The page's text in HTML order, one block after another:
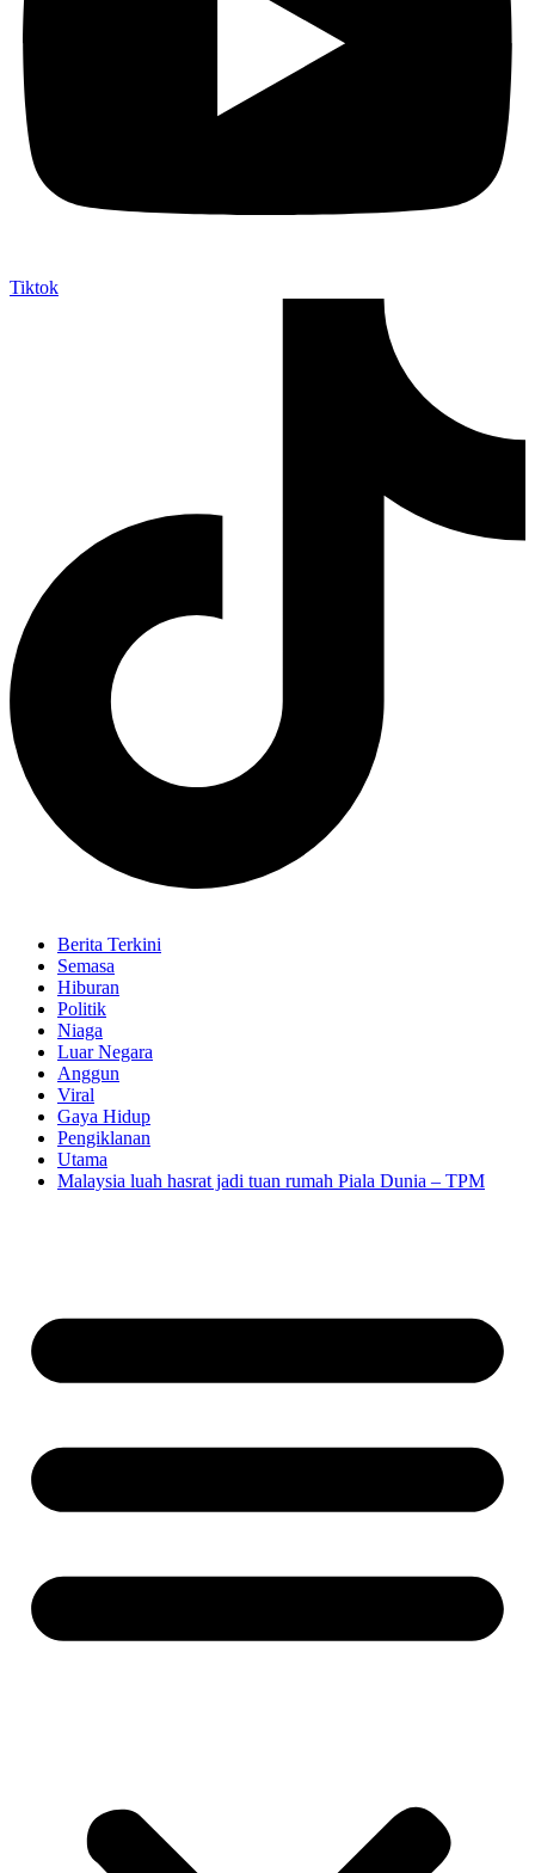
Tiktok
Berita Terkini
Semasa
Hiburan
Politik
Niaga
Luar Negara
Anggun
Viral
Gaya Hidup
Pengiklanan
Utama
Malaysia luah hasrat jadi tuan rumah Piala Dunia – TPM